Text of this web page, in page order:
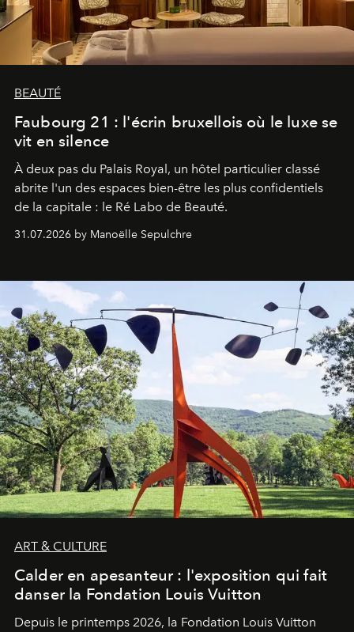
BEAUTÉ
Faubourg 21 : l'écrin bruxellois où le luxe se
vit en silence
À deux pas du Palais Royal, un hôtel particulier classé
abrite l'un des espaces bien-être les plus confidentiels
de la capitale : le Ré Labo de Beauté.
31.07.2026 by Manoëlle Sepulchre
ART & CULTURE
Calder en apesanteur : l'exposition qui fait
danser la Fondation Louis Vuitton
Depuis le printemps 2026, la Fondation Louis Vuitton